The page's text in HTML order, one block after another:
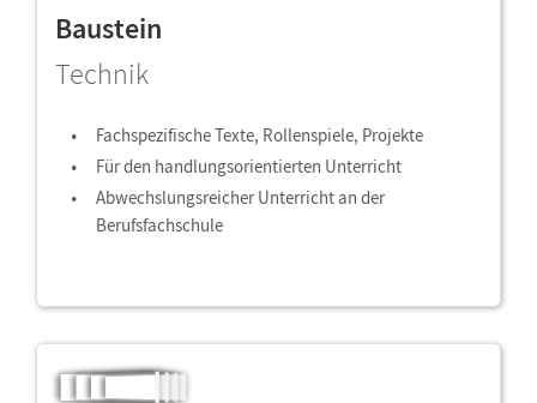
Baustein
Technik
Fachspezifische Texte, Rollenspiele, Projekte
Für den handlungsorientierten Unterricht
Abwechslungsreicher Unterricht an der
Berufsfachschule